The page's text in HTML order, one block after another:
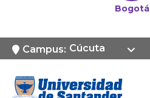
Bogotá
Campus: Cúcuta